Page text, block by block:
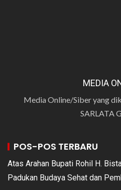
MEDIA
Media Online/Siber yang
SARLATA
POS-POS TERBARU
Atas Arahan Bupati Rohil H.
Padukan Budaya Sehat dan